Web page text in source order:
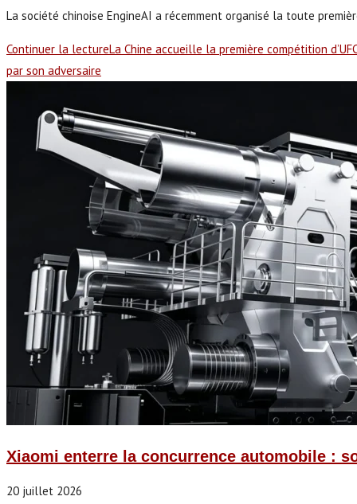
La société chinoise EngineAI a récemment organisé la toute
Continuer la lectureLa Chine accueille la première compétition
par son adversaire
Xiaomi enterre la concurrence automobile :
20 juillet 2026